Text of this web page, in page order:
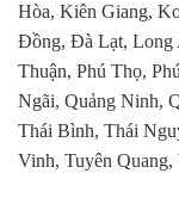
Hòa, Kiên Giang,
Đồng, Đà Lạt, Long
Thuận, Phú Thọ,
Ngãi, Quảng Ninh,
Thái Bình, Thái
Vinh, Tuyên